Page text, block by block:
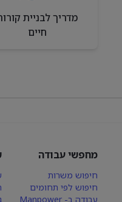
מדריך לבניית
חיים
מחפשי עבודה
חיפוש משרות
חיפוש לפי תחומים
עבודה ב- Manpower